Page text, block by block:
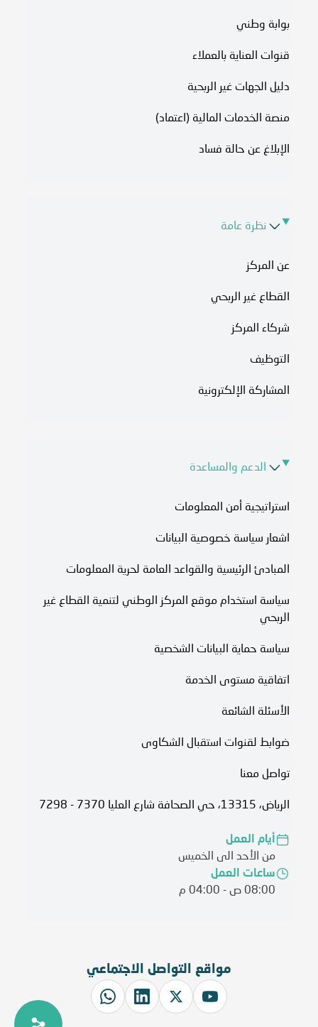
بوابة وطني
قنوات العناية بالعملاء
دليل الجهات غير الربحية
منصة الخدمات المالية (اعتماد)
الإبلاغ عن حالة فساد
نظرة عامة
عن المركز
القطاع غير الربحي
شركاء المركز
التوظيف
المشاركة الإلكترونية
الدعم والمساعدة
استراتيجية أمن المعلومات
اشعار سياسة خصوصية البيانات
المبادئ الرئيسية والقواعد العامة لحرية المعلومات
سياسة استخدام موقع المركز الوطني لتنمية القطاع غير
الربحي
سياسة حماية البيانات الشخصية
اتفاقية مستوى الخدمة​
الأسئلة الشائعة
ضوابط لقنوات استقبال الشكاوى
تواصل معنا
الرياض، 13315، حي الصحافة شارع العليا 7370 - 7298
أيام العمل
من الأحد الى الخميس
ساعات العمل
08:00 ص - 04:00 م
مواقع التواصل الاجتماعي